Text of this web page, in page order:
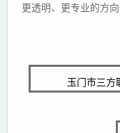
更透明、更专业的方向
玉门市三方